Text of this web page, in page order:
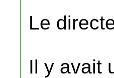
Le
Il y avait